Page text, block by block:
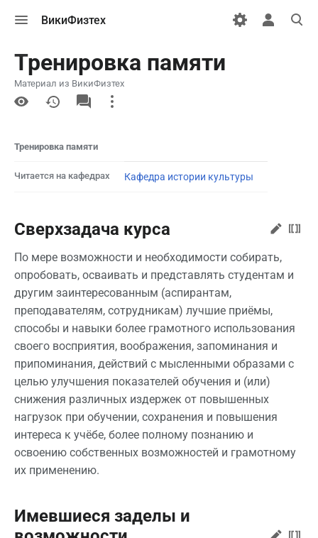
меню
ВикиФизтех
Открыть
поиск
Тренировка памяти
Материал из ВикиФизтех
More
actions
Тренировка памяти
Читается на кафедрах Кафедра истории культуры
Сверхзадача курса
По мере возможности и необходимости собирать,
опробовать, осваивать и представлять студентам и
другим заинтересованным (аспирантам,
преподавателям, сотрудникам) лучшие приёмы,
способы и навыки более грамотного использования
своего восприятия, воображения, запоминания и
припоминания, действий с мысленными образами с
целью улучшения показателей обучения и (или)
снижения различных издержек от повышенных
нагрузок при обучении, сохранения и повышения
интереса к учёбе, более полному познанию и
освоению собственных возможностей и грамотному
их применению.
Имевшиеся заделы и